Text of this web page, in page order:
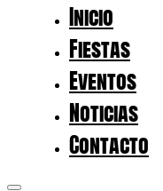
Inicio
Fiestas
Eventos
Noticias
Contacto